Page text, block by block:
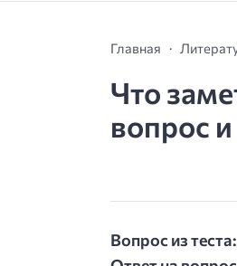
Главная
Что
вопрос и
Вопрос из теста: